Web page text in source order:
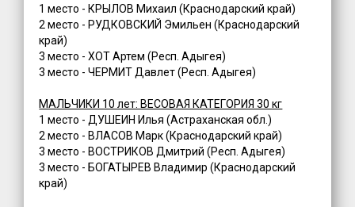
1 место - КРЫЛОВ Михаил (Краснодарский край)
2 место - РУДКОВСКИЙ Эмильен (Краснодарский
край)
3 место - ХОТ Артем (Респ. Адыгея)
3 место - ЧЕРМИТ Давлет (Респ. Адыгея)
МАЛЬЧИКИ 10 лет: ВЕСОВАЯ КАТЕГОРИЯ 30 кг
1 место - ДУШЕИН Илья (Астраханская обл.)
2 место - ВЛАСОВ Марк (Краснодарский край)
3 место - ВОСТРИКОВ Дмитрий (Респ. Адыгея)
3 место - БОГАТЫРЕВ Владимир (Краснодарский
край)